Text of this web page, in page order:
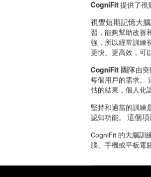
CogniFit提供了視
視覺短期記憶大
習，能夠幫助改善
強，所以經常訓練
更快、更高效，可
CogniFit 團隊由
每個用戶的需求。
估的結果，個人化
堅持和適當的訓練
認知功能。 這個
CogniFit 的大腦訓
腦、手機或平板電